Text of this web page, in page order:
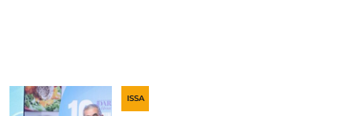
ISSA